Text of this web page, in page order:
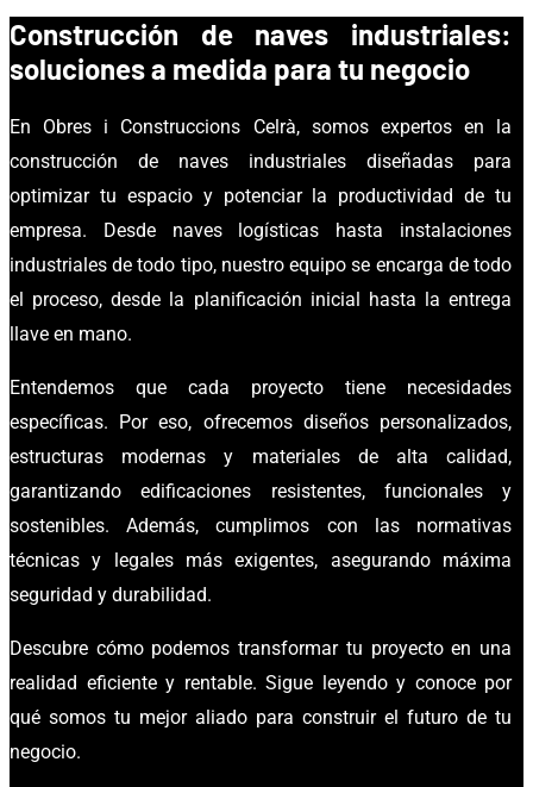
Construcción de naves industriales:
soluciones a medida para tu negocio
En Obres i Construccions Celrà, somos expertos en la
construcción de naves industriales diseñadas para
optimizar tu espacio y potenciar la productividad de tu
empresa. Desde naves logísticas hasta instalaciones
industriales de todo tipo, nuestro equipo se encarga de todo
el proceso, desde la planificación inicial hasta la entrega
llave en mano.
Entendemos que cada proyecto tiene necesidades
específicas. Por eso, ofrecemos diseños personalizados,
estructuras modernas y materiales de alta calidad,
garantizando edificaciones resistentes, funcionales y
sostenibles. Además, cumplimos con las normativas
técnicas y legales más exigentes, asegurando máxima
seguridad y durabilidad.
Descubre cómo podemos transformar tu proyecto en una
realidad eficiente y rentable. Sigue leyendo y conoce por
qué somos tu mejor aliado para construir el futuro de tu
negocio.